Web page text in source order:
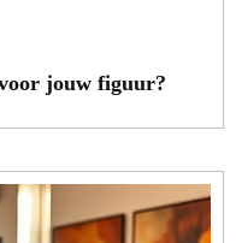
jouw figuur?